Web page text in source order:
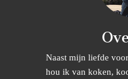
Naast mijn liefde
hou ik van koken,